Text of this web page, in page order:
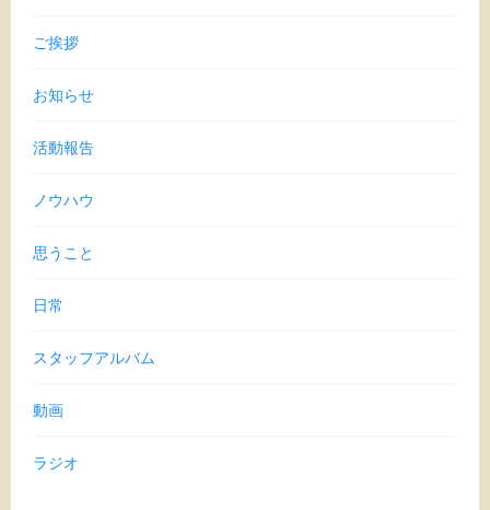
ご挨拶
お知らせ
活動報告
ノウハウ
思うこと
日常
スタッフアルバム
動画
ラジオ